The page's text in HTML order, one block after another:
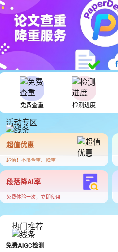
免费查重 检测进度
活动专区
超值优惠
超值！不限查重、降重
段落降AI率
免费体验一次，立即使用
热门推荐
免费AIGC检测